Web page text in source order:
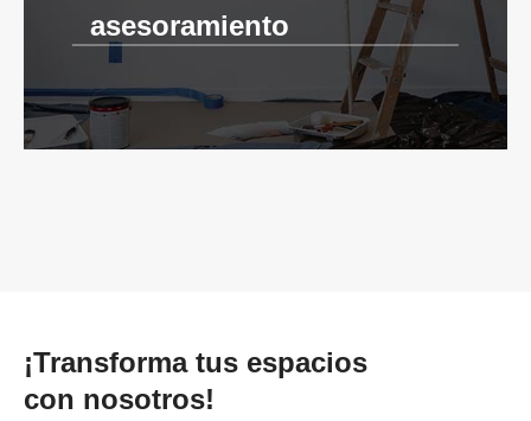
asesoramiento
¡Transforma tus espacios
con nosotros!